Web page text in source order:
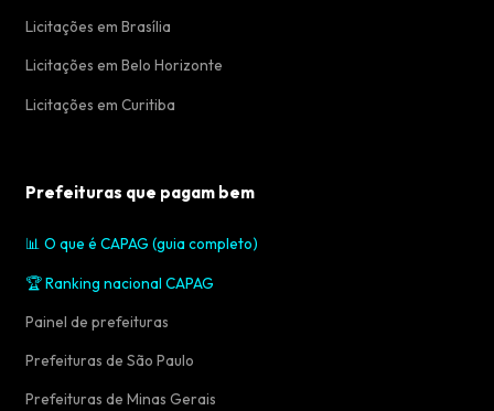
Licitações em Brasília
Licitações em Belo Horizonte
Licitações em Curitiba
Prefeituras que pagam bem
📊 O que é CAPAG (guia completo)
🏆 Ranking nacional CAPAG
Painel de prefeituras
Prefeituras de São Paulo
Prefeituras de Minas Gerais